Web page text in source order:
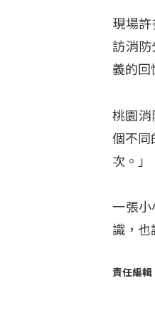
現場
訪消防
義的回
桃園消
個不同
次。」
一張小
識，也
責任編輯